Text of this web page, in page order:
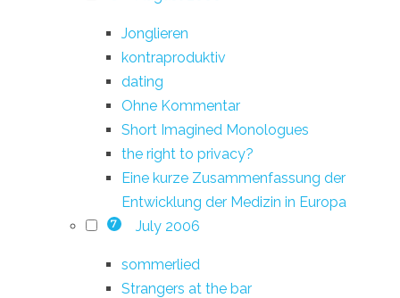
Jonglieren
kontraproduktiv
dating
Ohne Kommentar
Short Imagined Monologues
the right to privacy?
Eine kurze Zusammenfassung der
Entwicklung der Medizin in Europa
7 July 2006
sommerlied
Strangers at the bar